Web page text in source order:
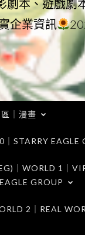
劇本、遊戲
企業資訊
｜漫畫
STARRY
｜WORLD 1｜
GROUP
2｜REAL